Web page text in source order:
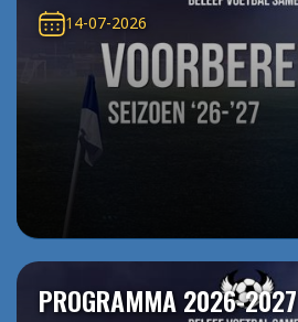
14-07-2026
PROGRAMMA 2026-2027